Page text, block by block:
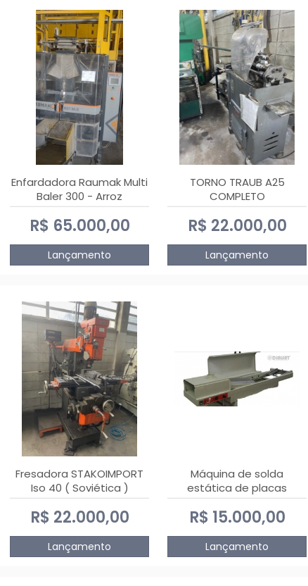
Enfardadora Raumak Multi
Baler 300 - Arroz
R$ 65.000,00
Lançamento
TORNO TRAUB A25
COMPLETO
R$ 22.000,00
Lançamento
Fresadora STAKOIMPORT
Iso 40 ( Soviética )
R$ 22.000,00
Lançamento
Máquina de solda
estática de placas
eletrônicas PTH DIALSAT
R$ 15.000,00
Lançamento